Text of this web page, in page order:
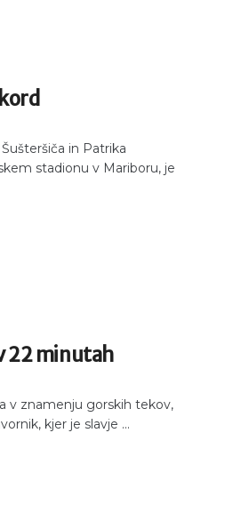
in Patrika
stadionu v Mariboru, je
22 minutah
v znamenju gorskih tekov,
kjer je slavje ...